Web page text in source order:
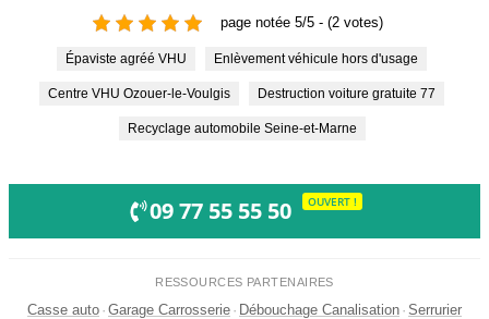
page notée 5/5 - (2 votes)
Épaviste agréé VHU Enlèvement véhicule hors d'usage
Centre VHU Ozouer-le-Voulgis Destruction voiture gratuite 77
Recyclage automobile Seine-et-Marne
09 77 55 55 50 OUVERT !
RESSOURCES PARTENAIRES
Casse auto · Garage Carrosserie · Débouchage Canalisation · Serrurier